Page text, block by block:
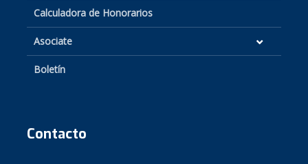
Calculadora de Honorarios
Asociate
Boletín
Contacto